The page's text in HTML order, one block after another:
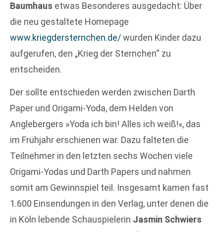
Baumhaus etwas Besonderes ausgedacht: Über
die neu gestaltete Homepage
www.kriegdersternchen.de/wurden Kinder dazu
aufgerufen, den „Krieg der Sternchen“ zu
entscheiden.
Der sollte entschieden werden zwischen Darth
Paper und Origami-Yoda, dem Helden von
Anglebergers »Yoda ich bin! Alles ich weiß!«, das
im Frühjahr erschienen war. Dazu falteten die
Teilnehmer in den letzten sechs Wochen viele
Origami-Yodas und Darth Papers und nahmen
somit am Gewinnspiel teil. Insgesamt kamen fast
1.600 Einsendungen in den Verlag, unter denen die
in Köln lebende Schauspielerin Jasmin Schwiers